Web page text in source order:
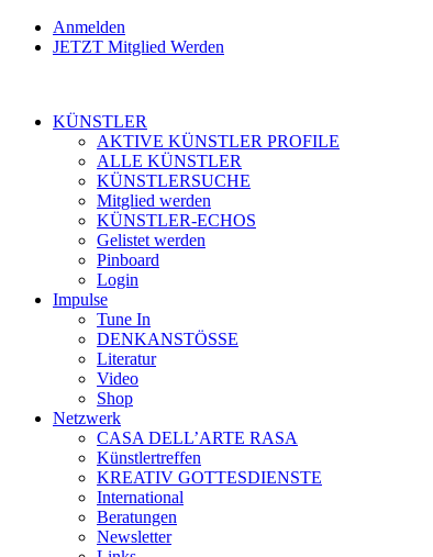
Anmelden
JETZT Mitglied Werden
KÜNSTLER
AKTIVE KÜNSTLER PROFILE
ALLE KÜNSTLER
KÜNSTLERSUCHE
Mitglied werden
KÜNSTLER-ECHOS
Gelistet werden
Pinboard
Login
Impulse
Tune In
DENKANSTÖSSE
Literatur
Video
Shop
Netzwerk
CASA DELL’ARTE RASA
Künstlertreffen
KREATIV GOTTESDIENSTE
International
Beratungen
Newsletter